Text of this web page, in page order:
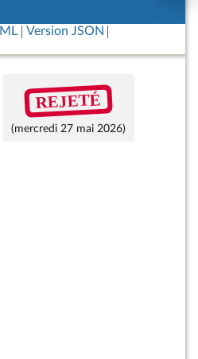
Version JSON
REJETÉ
(mercredi 27 mai 2026)